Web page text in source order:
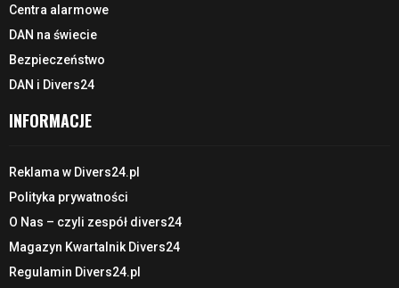
Centra alarmowe
DAN na świecie
Bezpieczeństwo
DAN i Divers24
INFORMACJE
Reklama w Divers24.pl
Polityka prywatności
O Nas – czyli zespół divers24
Magazyn Kwartalnik Divers24
Regulamin Divers24.pl